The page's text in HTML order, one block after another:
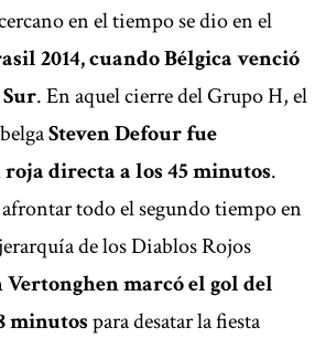
en el tiempo se dio en el
2014, cuando Bélgica venció
Sur. En aquel cierre del Grupo H, el
Steven Defour fue
directa a los 45 minutos.
afrontar todo el segundo tiempo en
de los Diablos Rojos
Vertonghen marcó el gol del
minutospara desatar la fiesta